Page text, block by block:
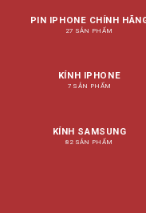
PIN IPHONE CHÍNH
27 SẢN PHẨM
KÍNH IPHONE
7 SẢN PHẨM
KÍNH SAMSUNG
82 SẢN PHẨM